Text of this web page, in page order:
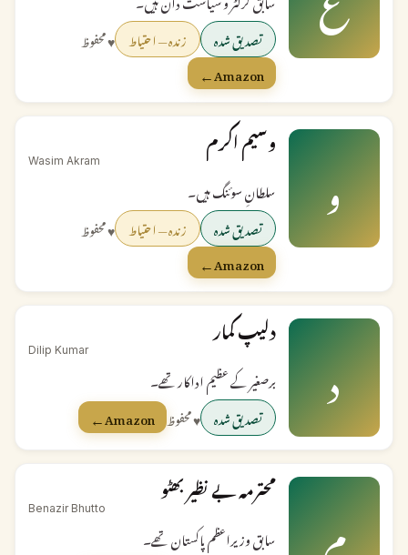
تصدیق شدہ زندہ — احتیاط ♥ محفوظ
Amazon
←
و
وسیم اکرم
Wasim Akram
سلطانِ سوئنگ ہیں۔
تصدیق شدہ زندہ — احتیاط ♥ محفوظ
Amazon
←
د
دلیپ کمار
Dilip Kumar
برصغیر کے عظیم اداکار تھے۔
تصدیق شدہ ♥ محفوظ Amazon
←
م
محترمہ بے نظیر بھٹو
Benazir Bhutto
سابق وزیراعظم پاکستان تھے۔